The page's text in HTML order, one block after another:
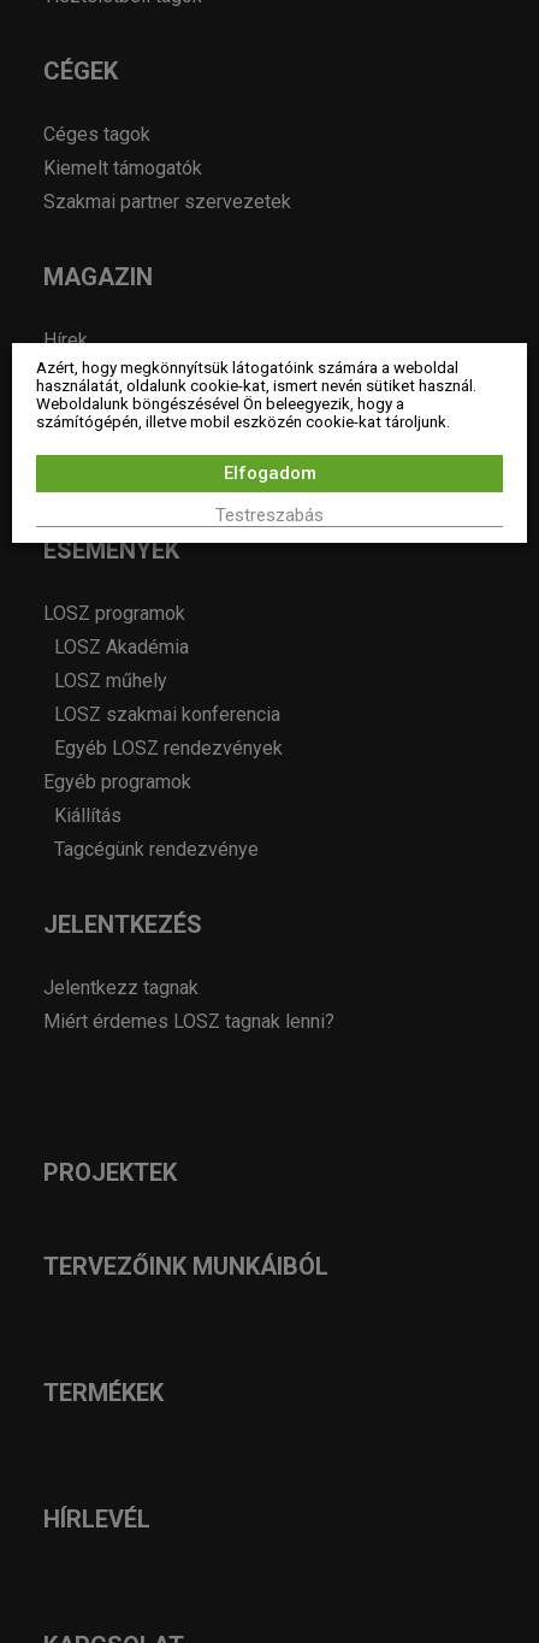
CÉGEK
Céges tagok
Kiemelt támogatók
Szakmai partner szervezetek
MAGAZIN
Hírek
Év lakberendezője pályázatok
Pályázatok
ESEMÉNYEK
LOSZ programok
LOSZ Akadémia
LOSZ műhely
LOSZ szakmai konferencia
Egyéb LOSZ rendezvények
Egyéb programok
Kiállítás
Tagcégünk rendezvénye
JELENTKEZÉS
Jelentkezz tagnak
Miért érdemes LOSZ tagnak lenni?
PROJEKTEK
TERVEZŐINK MUNKÁIBÓL
TERMÉKEK
HÍRLEVÉL
Azért, hogy megkönnyítsük látogatóink számára a weboldal
használatát, oldalunk cookie-kat, ismert nevén sütiket használ.
Weboldalunk böngészésével Ön beleegyezik, hogy a
számítógépén, illetve mobil eszközén cookie-kat tároljunk.
Testreszabás
Elfogadom